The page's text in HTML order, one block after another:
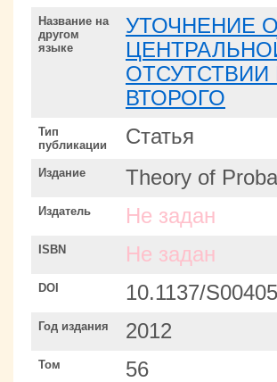
Название на
другом
языке
УТОЧНЕНИЕ
ВТОРОГО
Тип
публикации
Статья
Издание Theory of
Издатель Не задан
ISBN Не задан
DOI 10.1137/
Год издания 2012
Том 56